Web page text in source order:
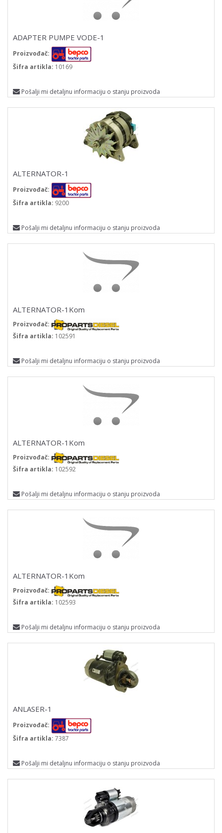
ADAPTER PUMPE VODE-1
Proizvođač:
Šifra artikla: 10169
Pošalji mi detaljnu informaciju o stanju proizvoda
ALTERNATOR-1
Proizvođač:
Šifra artikla: 9200
Pošalji mi detaljnu informaciju o stanju proizvoda
ALTERNATOR-1Kom
Proizvođač:
Šifra artikla: 102591
Pošalji mi detaljnu informaciju o stanju proizvoda
ALTERNATOR-1Kom
Proizvođač:
Šifra artikla: 102592
Pošalji mi detaljnu informaciju o stanju proizvoda
ALTERNATOR-1Kom
Proizvođač:
Šifra artikla: 102593
Pošalji mi detaljnu informaciju o stanju proizvoda
ANLASER-1
Proizvođač:
Šifra artikla: 7387
Pošalji mi detaljnu informaciju o stanju proizvoda